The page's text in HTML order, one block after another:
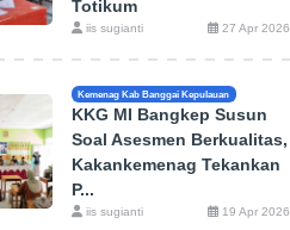
Totikum
iis sugianti 27 Apr 2026
Kemenag Kab Banggai Kepulauan
KKG MI Bangkep Susun
Soal Asesmen Berkualitas,
Kakankemenag Tekankan
P...
iis sugianti 19 Apr 2026